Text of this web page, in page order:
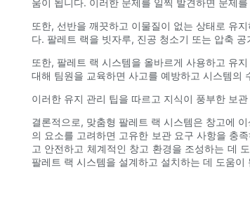
움이 됩니다. 이러한 문제를 일찍 발견하면 문제
또한, 선반을 깨끗하고 이물질이 없는 상태로 유
다. 팔레트 랙을 빗자루, 진공 청소기 또는 압축
또한, 팔레트 랙 시스템을 올바르게 사용하고 유
대해 팀원을 교육하면 사고를 예방하고 시스템의
이러한 유지 관리 팁을 따르고 지식이 풍부한 보
결론적으로, 맞춤형 팔레트 랙 시스템은 창고에
의 요소를 고려하면 고유한 보관 요구 사항을 충
고 안전하고 체계적인 창고 환경을 조성하는 데
팔레트 랙 시스템을 설계하고 설치하는 데 도움이